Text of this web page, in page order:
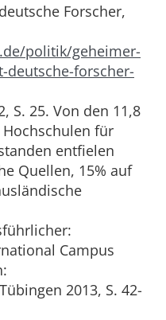
Forscher,
politik/geheimer-
deutsche-forscher-
S. 25. Von den 11,8
für
entfielen
Quellen, 15% auf
Campus
2013, S. 42-